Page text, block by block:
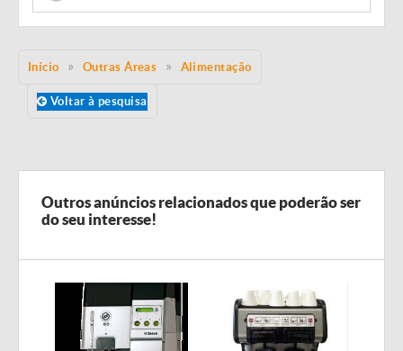
Início Outras Áreas Alimentação
Voltar à pesquisa
Outros anúncios relacionados que poderão ser
do seu interesse!